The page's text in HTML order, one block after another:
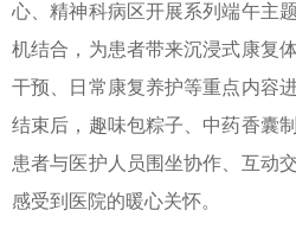
心、精神科病区开展系列端午主
机结合，为患者带来沉浸式康复
干预、日常康复养护等重点内容
结束后，趣味包粽子、中药香囊
患者与医护人员围坐协作、互动
感受到医院的暖心关怀。